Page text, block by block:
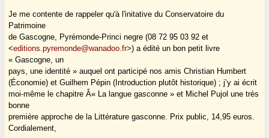
Je me contente de rappeler qu'à l'initative du Conservatoire du
Patrimoine
de Gascogne, Pyrémonde-Princi negre (08 72 95 03 92 et
<editions.pyremonde@wanadoo.fr>) a édité un bon petit livre
« Gascogne, un
pays, une identité » auquel ont participé nos amis Christian Humbert
(Économie) et Guilhem Pépin (Introduction plutôt historique) ; j’y ai écrit
moi-même le chapitre Â« La langue gasconne » et Michel Pujol une très
bonne
première approche de la Littérature gasconne. Prix public, 14,95 euros.
Cordialement,